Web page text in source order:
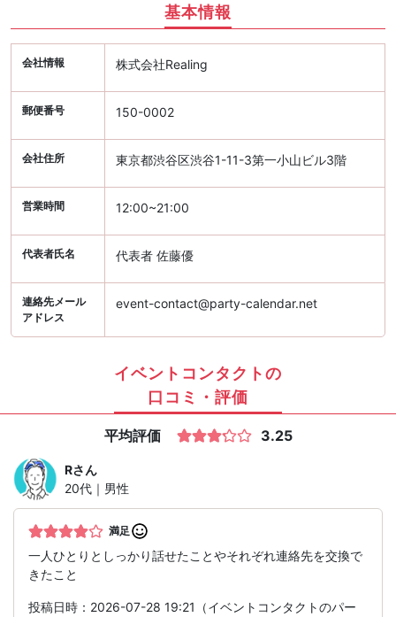
基本情報
会社情報 株式会社Realing
郵便番号 150-0002
会社住所 東京都渋谷区渋谷1-11-3第一小山ビル3階
営業時間 12:00~21:00
代表者氏名 代表者 佐藤優
連絡先メール
アドレス
event-contact@party-calendar.net
イベントコンタクトの
口コミ・評価
平均評価 3.25
Rさん
20代｜男性
満足
一人ひとりとしっかり話せたことやそれぞれ連絡先を交換で
きたこと
投稿日時：2026-07-28 19:21（イベントコンタクトのパー